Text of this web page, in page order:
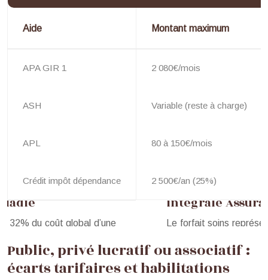
Aide Montant maximum
APA GIR 1 2 080€/mois
ASH Variable (reste à charge)
APL 80 à 150€/mois
Crédit impôt dépendance 2 500€/an (25%)
Public, privé lucratif ou associatif :
écarts tarifaires et habilitations